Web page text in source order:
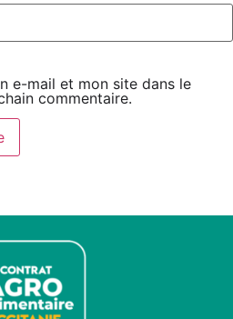
e-mail et mon site dans le
commentaire.